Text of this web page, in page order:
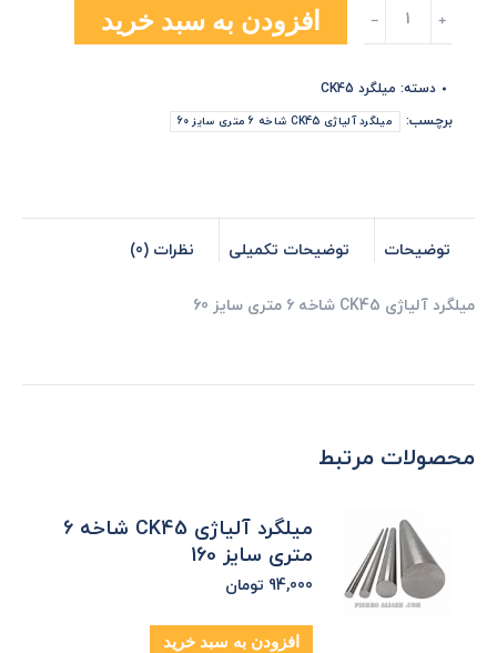
آلیاژی
CK45
6
متری
سایز
افزودن به سبد خرید
دسته: میلگرد CK45
برچسب:
میلگرد آلیاژی CK45 شاخه 6 متری سایز 60
توضیحات توضیحات تکمیلی نظرات (0)
میلگرد آلیاژی CK45 شاخه 6 متری سایز 60
محصولات مرتبط
میلگرد آلیاژی CK45 شاخه 6
متری سایز 160
94,000 تومان
افزودن به سبد خرید